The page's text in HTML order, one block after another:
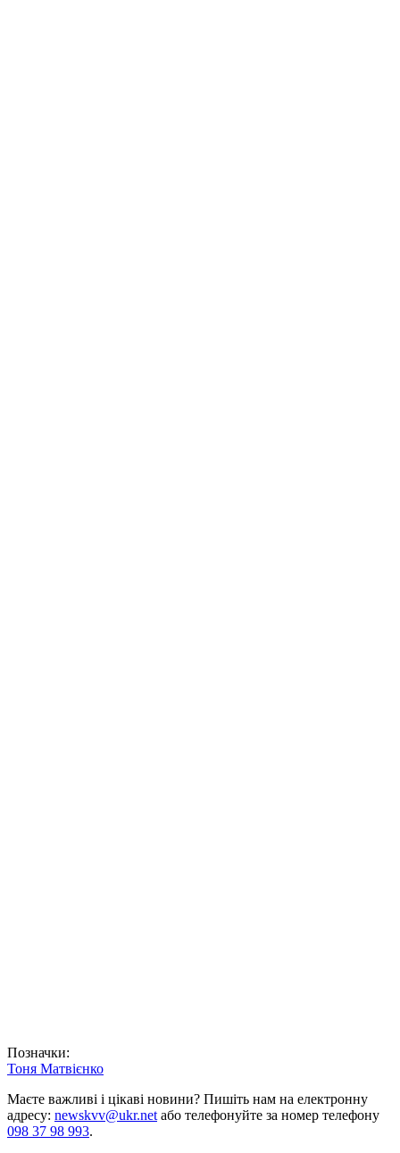
Позначки:
Тоня Матвієнко
Маєте важливі і цікаві новини? Пишіть нам на електронну
адресу: newskvv@ukr.netабо телефонуйте за номер телефону
098 37 98 993.